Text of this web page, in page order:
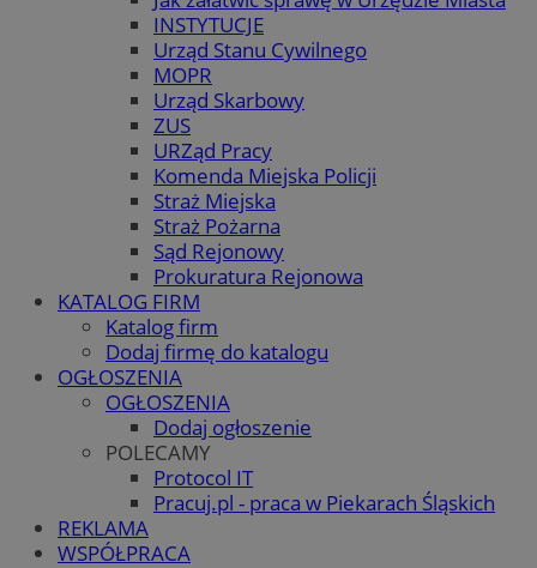
INSTYTUCJE
Urząd Stanu Cywilnego
MOPR
Urząd Skarbowy
ZUS
URZąd Pracy
Komenda Miejska Policji
Straż Miejska
Straż Pożarna
Sąd Rejonowy
Prokuratura Rejonowa
KATALOG FIRM
Katalog firm
Dodaj firmę do katalogu
OGŁOSZENIA
OGŁOSZENIA
Dodaj ogłoszenie
POLECAMY
Protocol IT
Pracuj.pl - praca w Piekarach Śląskich
REKLAMA
WSPÓŁPRACA